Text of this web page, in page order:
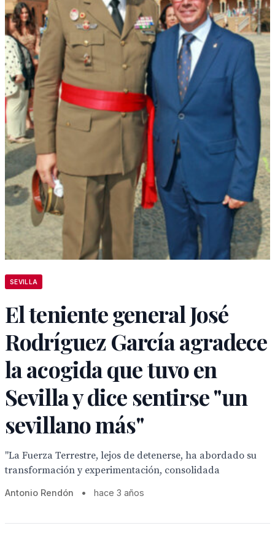
SEVILLA
El teniente general José
Rodríguez García agradece
la acogida que tuvo en
Sevilla y dice sentirse "un
sevillano más"
"La Fuerza Terrestre, lejos de detenerse, ha abordado su
transformación y experimentación, consolidada
Antonio Rendón • hace 3 años